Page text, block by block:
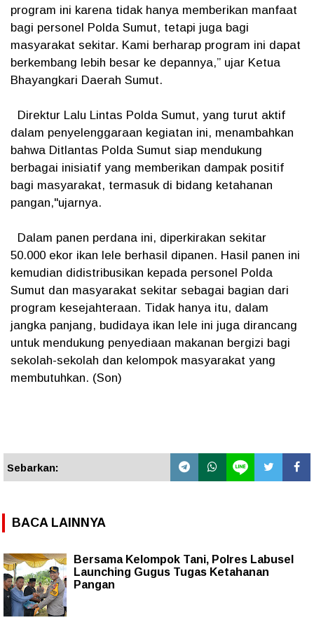
program ini karena tidak hanya memberikan manfaat
bagi personel Polda Sumut, tetapi juga bagi
masyarakat sekitar. Kami berharap program ini dapat
berkembang lebih besar ke depannya,” ujar Ketua
Bhayangkari Daerah Sumut.
Direktur Lalu Lintas Polda Sumut, yang turut aktif
dalam penyelenggaraan kegiatan ini, menambahkan
bahwa Ditlantas Polda Sumut siap mendukung
berbagai inisiatif yang memberikan dampak positif
bagi masyarakat, termasuk di bidang ketahanan
pangan,"ujarnya.
Dalam panen perdana ini, diperkirakan sekitar
50.000 ekor ikan lele berhasil dipanen. Hasil panen ini
kemudian didistribusikan kepada personel Polda
Sumut dan masyarakat sekitar sebagai bagian dari
program kesejahteraan. Tidak hanya itu, dalam
jangka panjang, budidaya ikan lele ini juga dirancang
untuk mendukung penyediaan makanan bergizi bagi
sekolah-sekolah dan kelompok masyarakat yang
membutuhkan. (Son)
Sebarkan:
BACA LAINNYA
Bersama Kelompok Tani, Polres Labusel
Launching Gugus Tugas Ketahanan
Pangan